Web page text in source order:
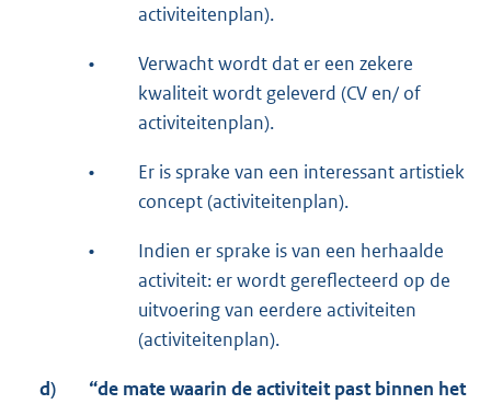
activiteitenplan).
•
Verwacht wordt dat er een zekere
kwaliteit wordt geleverd (CV en/ of
activiteitenplan).
•
Er is sprake van een interessant artistiek
concept (activiteitenplan).
•
Indien er sprake is van een herhaalde
activiteit: er wordt gereflecteerd op de
uitvoering van eerdere activiteiten
(activiteitenplan).
d)
“de mate waarin de activiteit past binnen het